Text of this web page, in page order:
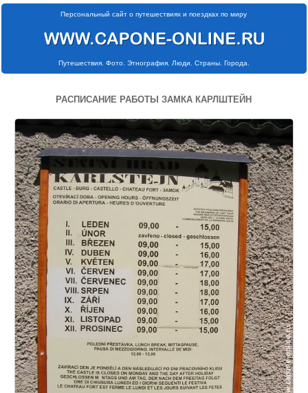
Персональный сайт о путешествиях и поездках по миру
Путешествия. Фото. Этнография. Люди. Страны. Города.
РАСПИСАНИЕ РАБОТЫ ЗАМКА КАРЛШТЕЙН